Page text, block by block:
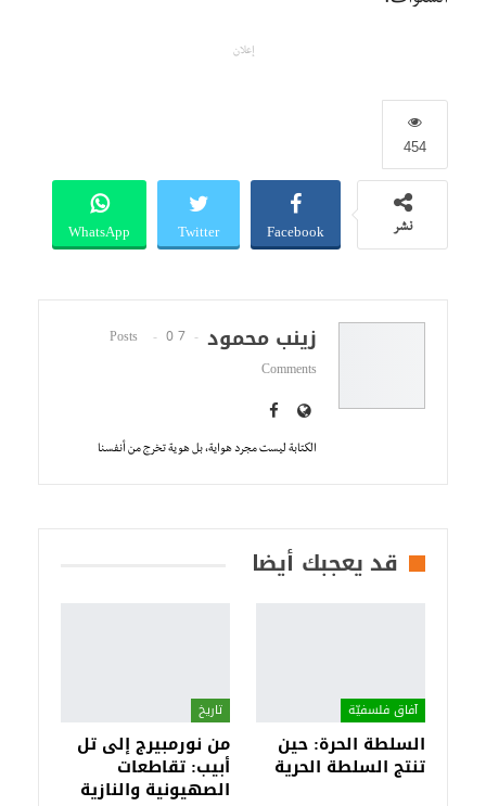
إعلان
454
نشر Facebook
Twitter
WhatsApp
زينب محمود 7 Posts
0
Comments
الكتابة ليست مجرد هواية، بل هوية تخرج من أنفسنا
قد يعجبك أيضا
آفاق فلسفيّة‎
السلطة الحرة: حين
تنتج السلطة الحرية
تاريخ
من نورمبيرج إلى تل
أبيب: تقاطعات
الصهيونية والنازية